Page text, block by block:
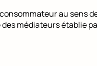
au sens
médiateurs établie